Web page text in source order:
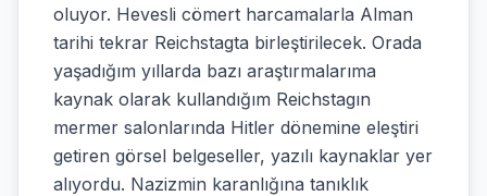
oluyor. Hevesli cömert harcamalarla Alman
tarihi tekrar Reichstagta birleştirilecek. Orada
yaşadığım yıllarda bazı araştırmalarıma
kaynak olarak kullandığım Reichstagın
mermer salonlarında Hitler dönemine eleştiri
getiren görsel belgeseller, yazılı kaynaklar yer
alıyordu. Nazizmin karanlığına tanıklık